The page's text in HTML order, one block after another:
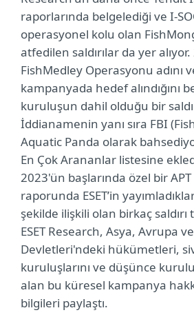
raporlarında belgelediği ve I-
operasyonel kolu olan
atfedilen saldırılar da yer alıyor.
FishMedley Operasyonu adını
kampanyada hedef alındığını
kuruluşun dahil olduğu bir
İddianamenin yanı sıra FBI
Aquatic Panda olarak
En Çok Arananlar listesine
2023'ün başlarında özel bir
raporunda ESET’in
şekilde ilişkili olan birkaç saldırı
ESET Research, Asya, Avrupa
Devletleri'ndeki hükümetleri,
kuruluşlarını ve düşünce
alan bu küresel kampanya
bilgileri paylaştı.